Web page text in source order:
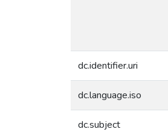
dc.identifier.uri
dc.language.iso
dc.subject